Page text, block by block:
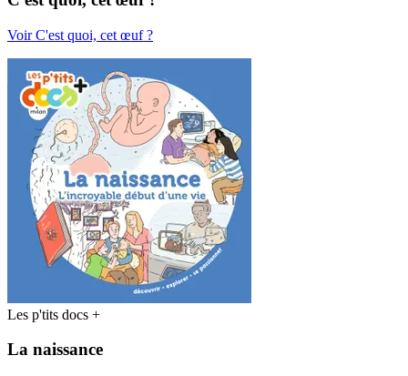
Voir C'est quoi, cet œuf ?
Les p'tits docs +
La naissance